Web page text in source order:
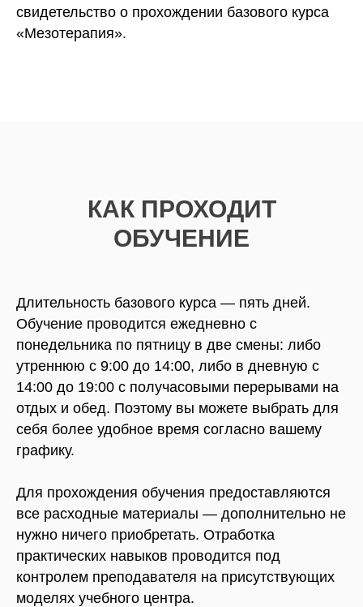
свидетельство о прохождении базового курса
«Мезотерапия».
КАК ПРОХОДИТ
ОБУЧЕНИЕ
Длительность базового курса — пять дней.
Обучение проводится ежедневно с
понедельника по пятницу в две смены: либо
утреннюю с 9:00 до 14:00, либо в дневную с
14:00 до 19:00 с получасовыми перерывами на
отдых и обед. Поэтому вы можете выбрать для
себя более удобное время согласно вашему
графику.
Для прохождения обучения предоставляются
все расходные материалы — дополнительно не
нужно ничего приобретать. Отработка
практических навыков проводится под
контролем преподавателя на присутствующих
моделях учебного центра.